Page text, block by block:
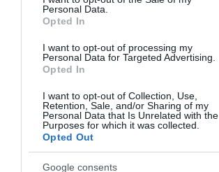
Personal Data.
Opted In
I want to opt-out of processing my
Personal Data for Targeted Advertising.
Opted In
I want to opt-out of Collection, Use,
Retention, Sale, and/or Sharing of my
Personal Data that Is Unrelated with the
Purposes for which it was collected.
Opted Out
Google consents
Ανδρο…..
Καιρός ήταν………Επιτέλους
ΑΦΉΣΤΕ ΈΝΑ ΣΧΌΛΙΟ